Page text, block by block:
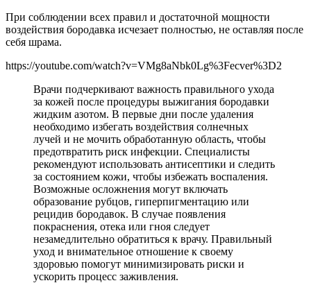
При соблюдении всех правил и достаточной мощности
воздействия бородавка исчезает полностью, не оставляя после
себя шрама.
https://youtube.com/watch?v=VMg8aNbk0Lg%3Fecver%3D2
Врачи подчеркивают важность правильного ухода
за кожей после процедуры выжигания бородавки
жидким азотом. В первые дни после удаления
необходимо избегать воздействия солнечных
лучей и не мочить обработанную область, чтобы
предотвратить риск инфекции. Специалисты
рекомендуют использовать антисептики и следить
за состоянием кожи, чтобы избежать воспаления.
Возможные осложнения могут включать
образование рубцов, гиперпигментацию или
рецидив бородавок. В случае появления
покраснения, отека или гноя следует
незамедлительно обратиться к врачу. Правильный
уход и внимательное отношение к своему
здоровью помогут минимизировать риски и
ускорить процесс заживления.